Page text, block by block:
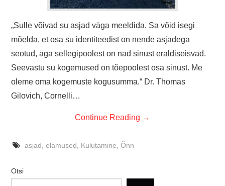
„Sulle võivad su asjad väga meeldida. Sa võid isegi
mõelda, et osa su identiteedist on nende asjadega
seotud, aga sellegipoolest on nad sinust eraldiseisvad.
Seevastu su kogemused on tõepoolest osa sinust. Me
oleme oma kogemuste kogusumma.“ Dr. Thomas
Gilovich, Cornelli…
Continue Reading →
asjad elamused Kulutamine Õnn
Otsi